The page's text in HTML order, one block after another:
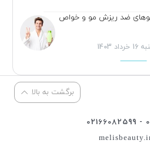
ضد ریزش مو و خواص
1403
برگشت به بالا